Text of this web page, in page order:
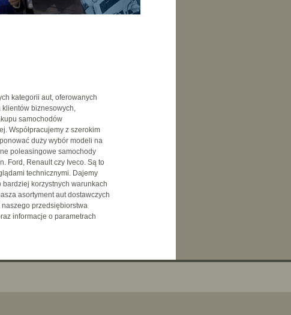
kategorii aut, oferowanych
klientów biznesowych,
samochodów
Współpracujemy z szerokim
duży wybór modeli na
poleasingowe samochody
Ford, Renault czy Iveco. Są to
technicznymi. Dajemy
korzystnych warunkach
asortyment aut dostawczych
przedsiębiorstwa
informacje o parametrach